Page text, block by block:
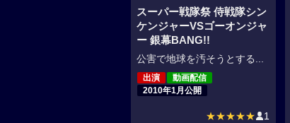
スーパー戦隊祭 侍戦隊シン
ケンジャーVSゴーオンジャ
ー 銀幕BANG!!
公害で地球を汚そうとする...
出演
動画配信
2010年1月公開
★★★★★ 1